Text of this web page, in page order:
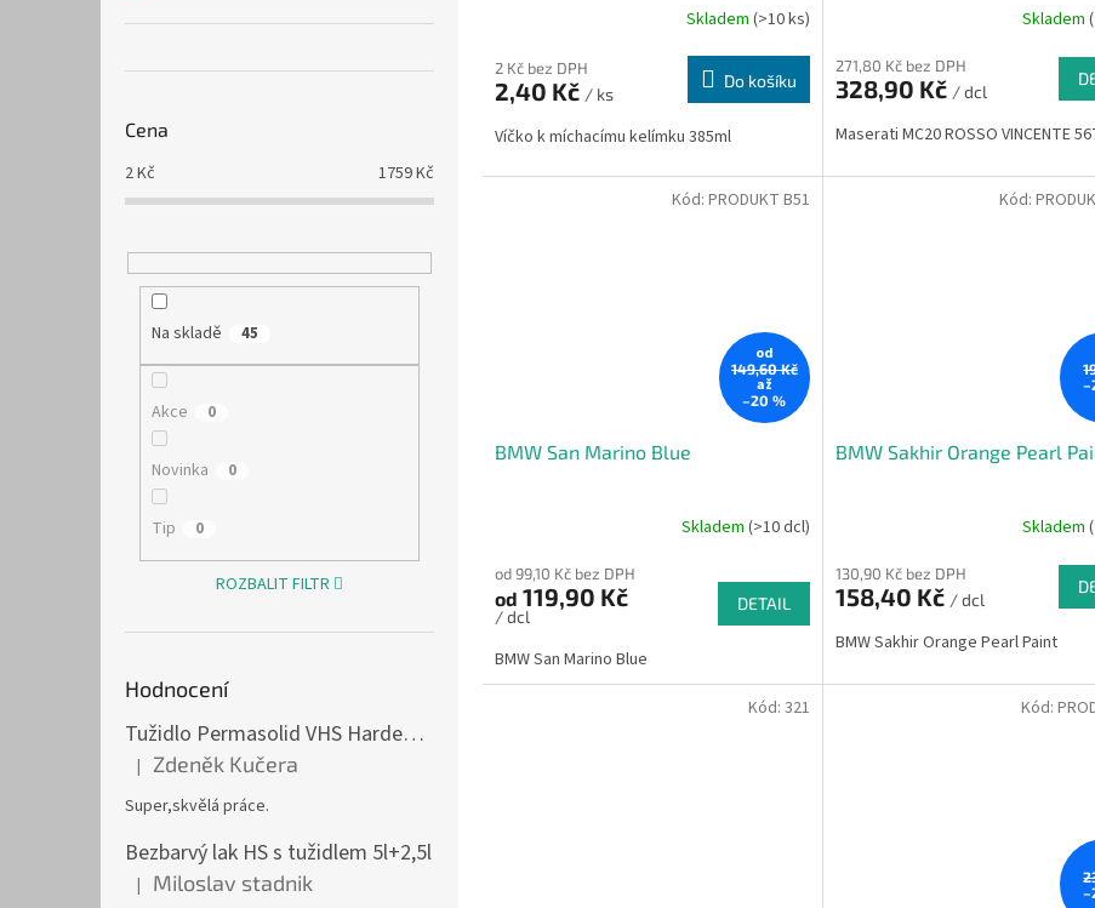
Cena
2Kč 1759Kč
Na skladě 45
Akce 0
Novinka 0
Tip 0
ROZBALIT FILTR
Hodnocení
Tužidlo Permasolid VHS Hardener Medium 1l střední
Hodnocení produktu je 5 z 5 hvězdiček.
| Zdeněk Kučera
Super,skvělá práce.
Bezbarvý lak HS s tužidlem 5l+2,5l
Hodnocení produktu je 5 z 5 hvězdiček.
| Miloslav stadnik
Skladem (>10 ks)
2 Kč bez DPH
2,40 Kč / ks
Do košíku
Víčko k míchacímu kelímku 385ml
produktu
je
z
hvězdiček.
Skladem
271,80 Kč bez DPH
328,90 Kč / dcl
Maserati MC20 ROSSO VINCENTE
od
149,60 Kč
až
–20 %
BMW San Marino Blue
Skladem (>10 dcl)
od 99,10 Kč bez DPH
od 119,90 Kč
/ dcl
DETAIL
BMW San Marino Blue
Kód: PRODUKT B51
BMW Sakhir Orange Pearl
Skladem
130,90 Kč bez DPH
158,40 Kč / dcl
BMW Sakhir Orange Pearl Paint
Kód:
Kód: 321 Kód: